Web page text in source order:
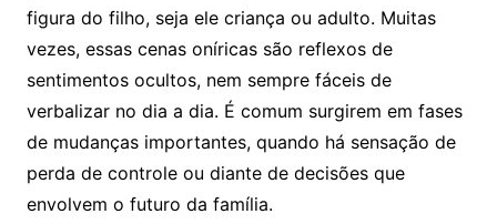
figura do filho, seja ele criança ou adulto. Muitas
vezes, essas cenas oníricas são reflexos de
sentimentos ocultos, nem sempre fáceis de
verbalizar no dia a dia. É comum surgirem em fases
de mudanças importantes, quando há sensação de
perda de controle ou diante de decisões que
envolvem o futuro da família.